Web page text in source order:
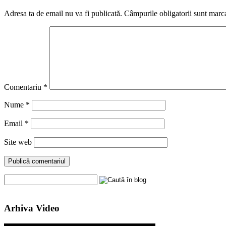
Adresa ta de email nu va fi publicată. Câmpurile obligatorii sunt
Comentariu *
Nume *
Email *
Site web
Arhiva Video